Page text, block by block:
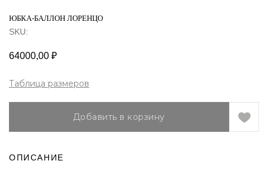
ЮБКА-БАЛЛОН ЛОРЕНЦО
SKU:
64000,00 ₽
Таблица размеров
Добавить в корзину
ОПИСАНИЕ